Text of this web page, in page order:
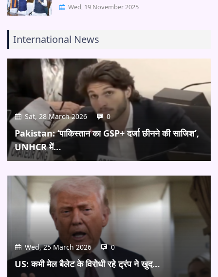
Wed, 19 November 2025
International News
Sat, 28 March 2026 0
Pakistan: ‘पाकिस्तान का GSP+ दर्जा छीनने की साजिश’,
UNHCR में…
Wed, 25 March 2026 0
US: कभी मेल बैलेट के विरोधी रहे ट्रंप ने खुद…